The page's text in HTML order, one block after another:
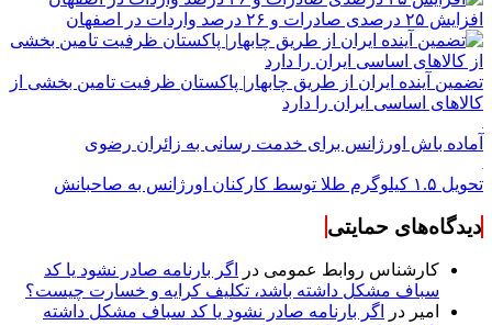
افزایش ۲۵ درصدی صادرات و ۲۶ درصد واردات در اصفهان
تضمین آینده ایران از طریق چابهار| پاکستان ظرفیت تامین بخشی از
کالاهای اساسی ایران را دارد
آماده باش اورژانس برای خدمت رسانی به زائران رضوی
تحویل ۱.۵ کیلوگرم طلا توسط کارکنان اورژانس به صاحبانش
دیدگاه‌های حمایتی
کارشناس روابط عمومی در
اگر بارنامه صادر نشود یا کد
سباف مشکل داشته باشد، تکلیف کرایه و خسارت چیست؟
امیر در
اگر بارنامه صادر نشود یا کد سباف مشکل داشته